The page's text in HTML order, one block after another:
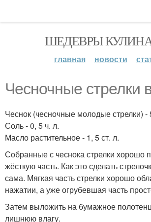
ШЕДЕВРЫ
главная новости
Чесночные стрелки
Чеснок (чесночные молодые стрелки) -
Соль - 0, 5 ч. л.
Масло растительное - 1, 5 ст. л.
Собранные с чеснока стрелки хорошо
жёсткую часть. Как это сделать
сама. Мягкая часть стрелки хорошо
нажатии, а уже огрубевшая часть
Затем выложить на бумажное
лишнюю влагу.